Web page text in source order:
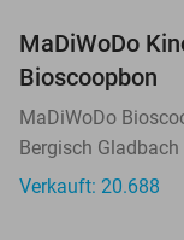
MaDiWoDo
Bioscoopbon
MaDiWoDo
Bergisch Gladbach
Verkauft: 20.688